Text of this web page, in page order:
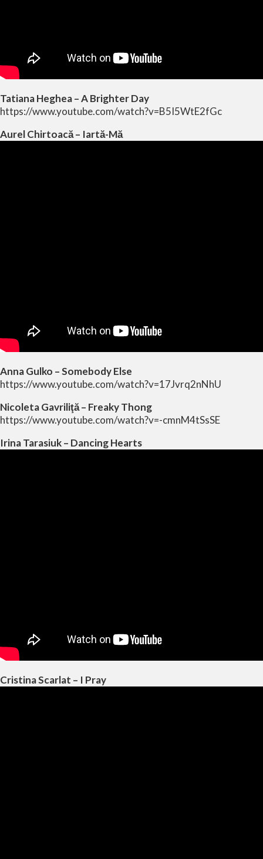
Tatiana Heghea – A Brighter Day
https://www.youtube.com/watch?v=B5I5WtE2fGc
Aurel Chirtoacă – Iartă-Mă
Anna Gulko – Somebody Else
https://www.youtube.com/watch?v=17Jvrq2nNhU
Nicoleta Gavriliţă – Freaky Thong
https://www.youtube.com/watch?v=-cmnM4tSsSE
Irina Tarasiuk – Dancing Hearts
Cristina Scarlat – I Pray